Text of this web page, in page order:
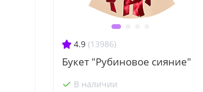
4.9 (13986)
Букет "Рубиновое сияние"
В наличии